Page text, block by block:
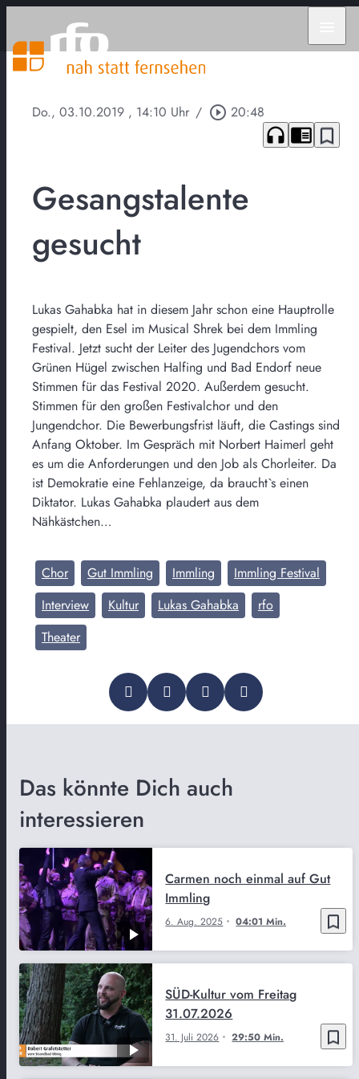
Do., 03.10.2019 , 14:10 Uhr / play_circle_outline 20:48
headphones chrome_reader_mode bookmark_border
Gesangstalente
gesucht
Lukas Gahabka hat in diesem Jahr schon eine Hauptrolle
gespielt, den Esel im Musical Shrek bei dem Immling
Festival. Jetzt sucht der Leiter des Jugendchors vom
Grünen Hügel zwischen Halfing und Bad Endorf neue
Stimmen für das Festival 2020. Außerdem gesucht.
Stimmen für den großen Festivalchor und den
Jungendchor. Die Bewerbungsfrist läuft, die Castings sind
Anfang Oktober. Im Gespräch mit Norbert Haimerl geht
es um die Anforderungen und den Job als Chorleiter. Da
ist Demokratie eine Fehlanzeige, da braucht`s einen
Diktator. Lukas Gahabka plaudert aus dem
Nähkästchen…
Chor Gut Immling Immling
Immling Festival
Interview
Kultur Lukas Gahabka
rfo
Theater
Das könnte Dich auch
interessieren
bookmark_border
6. Aug. 2025 04:01 Min.
Carmen noch einmal auf Gut
Immling
bookmark_border
31. Juli 2026 29:50 Min.
SÜD-Kultur vom Freitag
31.07.2026